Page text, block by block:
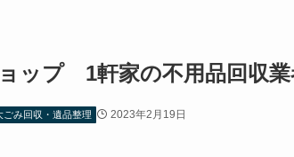
ップ 1軒家の不用品回収業
ごみ回収・遺品整理 2023年2月19日